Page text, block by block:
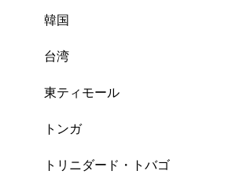
韓国
台湾
東ティモール
トンガ
トリニダード・トバゴ